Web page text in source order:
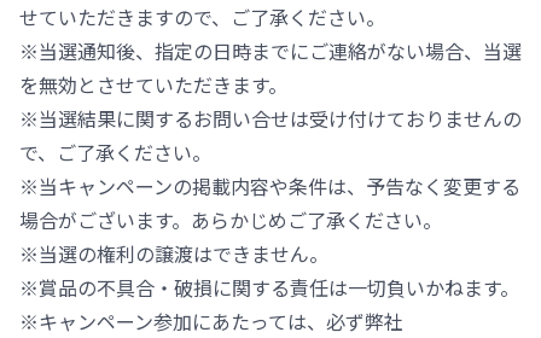
せていただきますので、ご了承ください。
※当選通知後、指定の日時までにご連絡がない場合、当選
を無効とさせていただきます。
※当選結果に関するお問い合せは受け付けておりませんの
で、ご了承ください。
※当キャンペーンの掲載内容や条件は、予告なく変更する
場合がございます。あらかじめご了承ください。
※当選の権利の譲渡はできません。
※賞品の不具合・破損に関する責任は一切負いかねます。
※キャンペーン参加にあたっては、必ず弊社